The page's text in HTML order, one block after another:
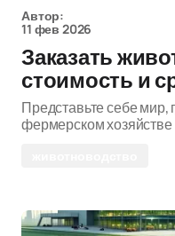
Автор:
11 фев 2026
Заказать
стоимость и
Представьте себе мир,
фермерском хозяйстве